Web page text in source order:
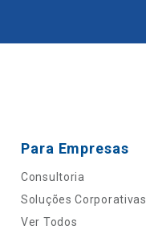
Para Empresas
Consultoria
Soluções Corporativas
Ver Todos